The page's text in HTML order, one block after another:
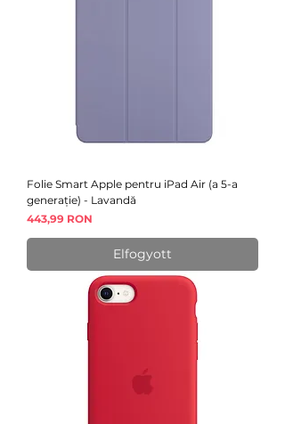
Folie Smart Apple pentru iPad Air (a 5-a
generație) - Lavandă
Ár
443,99 RON
Elfogyott